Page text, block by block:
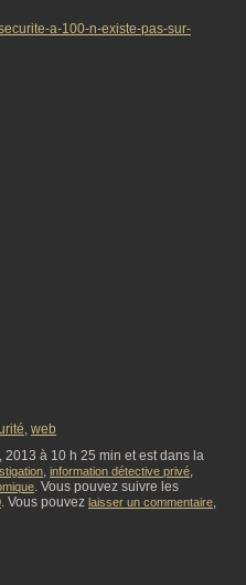
a-100-n-existe-pas-sur-
, web
à 10 h 25 min et est dans la
, information détective privé,
. Vous pouvez suivre les
. Vous pouvez laisser un commentaire,